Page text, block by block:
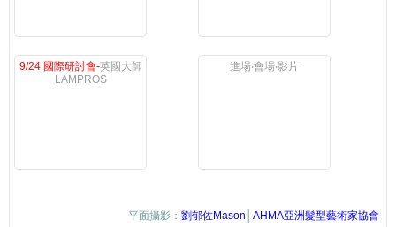
9/24 國際研討會-英國大師
LAMPROS
進場‧會場‧影片
平面攝影： 劉郁佐Mason AHMA亞洲髮型藝術家協會